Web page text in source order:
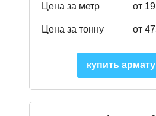
Цена за метр от
Цена за тонну от
купить